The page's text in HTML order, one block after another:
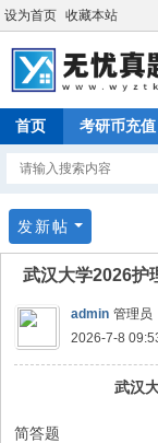
设为首页 收藏本站
首页 考研币充值
发新帖
武汉大学2026护
admin 管理员
2026-7-8
武汉
简答题